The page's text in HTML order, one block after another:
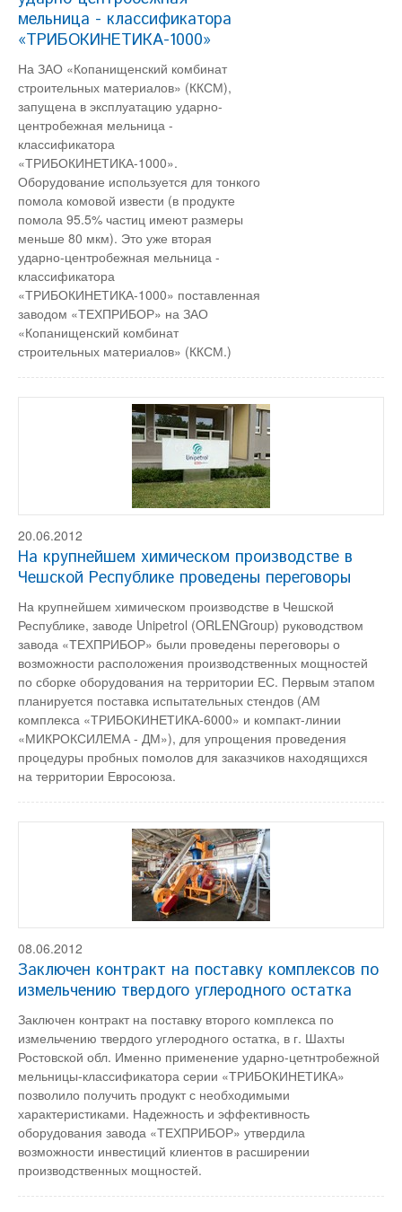
мельница - классификатора
«ТРИБОКИНЕТИКА-1000»
На ЗАО «Копанищенский комбинат
строительных материалов» (ККСМ),
запущена в эксплуатацию ударно-
центробежная мельница -
классификатора
«ТРИБОКИНЕТИКА-1000».
Оборудование используется для тонкого
помола комовой извести (в продукте
помола 95.5% частиц имеют размеры
меньше 80 мкм). Это уже вторая
ударно-центробежная мельница -
классификатора
«ТРИБОКИНЕТИКА-1000» поставленная
заводом «ТЕХПРИБОР» на ЗАО
«Копанищенский комбинат
строительных материалов» (ККСМ.)
20.06.2012
На крупнейшем химическом производстве в
Чешской Республике проведены переговоры
На крупнейшем химическом производстве в Чешской
Республике, заводе Unipetrol (ORLENGroup) руководством
завода «ТЕХПРИБОР» были проведены переговоры о
возможности расположения производственных мощностей
по сборке оборудования на территории ЕС. Первым этапом
планируется поставка испытательных стендов (АМ
комплекса «ТРИБОКИНЕТИКА-6000» и компакт-линии
«МИКРОКСИЛЕМА - ДМ»), для упрощения проведения
процедуры пробных помолов для заказчиков находящихся
на территории Евросоюза.
08.06.2012
Заключен контракт на поставку комплексов по
измельчению твердого углеродного остатка
Заключен контракт на поставку второго комплекса по
измельчению твердого углеродного остатка, в г. Шахты
Ростовской обл. Именно применение ударно-цетнтробежной
мельницы-классификатора серии «ТРИБОКИНЕТИКА»
позволило получить продукт с необходимыми
характеристиками. Надежность и эффективность
оборудования завода «ТЕХПРИБОР» утвердила
возможности инвестиций клиентов в расширении
производственных мощностей.